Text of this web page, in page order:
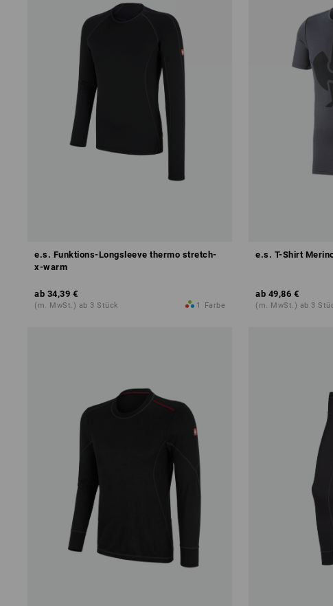
e.s. Funktions-Longsleeve thermo stretch-
x-warm
ab 34,39 €
(m. MwSt.) ab 3 Stück 1 Farbe
e.s. T-Shirt
ab 49,86 €
(m. MwSt.) ab 3